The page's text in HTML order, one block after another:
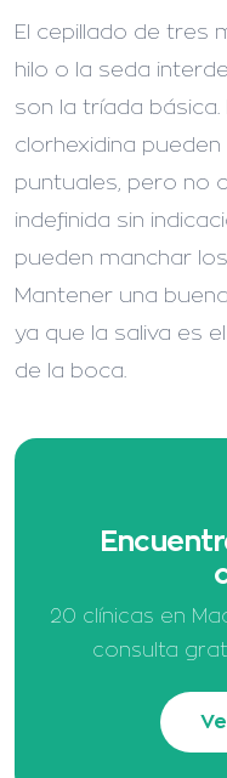
El cepillado de tres
hilo o la seda
son la tríada
clorhexidina
puntuales, pero no
indefinida sin
pueden manchar
Mantener una
ya que la saliva es
de la boca.
20 clínicas en
consulta